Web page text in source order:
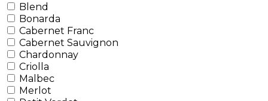
Blend
Bonarda
Cabernet Franc
Cabernet Sauvignon
Chardonnay
Criolla
Malbec
Merlot